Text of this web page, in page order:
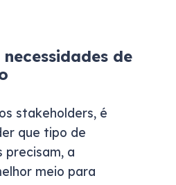
de
stakeholders, é
que tipo de
precisam, a
meio para